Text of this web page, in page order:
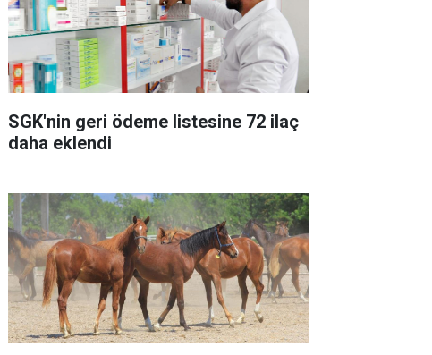
SGK'nin geri ödeme listesine 72 ilaç
daha eklendi